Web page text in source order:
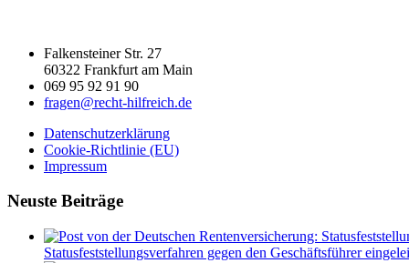
Falkensteiner Str. 27
60322 Frankfurt am Main
069 95 92 91 90
fragen@recht-hilfreich.de
Datenschutzerklärung
Cookie-Richtlinie (EU)
Impressum
Neuste Beiträge
Statusfeststellungsverfahren gegen den Geschäftsführer